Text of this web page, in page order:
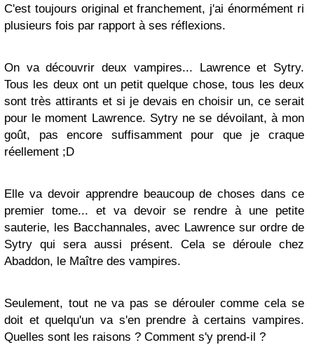
C'est toujours original et franchement, j'ai énormément ri
plusieurs fois par rapport à ses réflexions.
On va découvrir deux vampires... Lawrence et Sytry.
Tous les deux ont un petit quelque chose, tous les deux
sont très attirants et si je devais en choisir un, ce serait
pour le moment Lawrence. Sytry ne se dévoilant, à mon
goût, pas encore suffisamment pour que je craque
réellement ;D
Elle va devoir apprendre beaucoup de choses dans ce
premier tome... et va devoir se rendre à une petite
sauterie, les Bacchannales, avec Lawrence sur ordre de
Sytry qui sera aussi présent. Cela se déroule chez
Abaddon, le Maître des vampires.
Seulement, tout ne va pas se dérouler comme cela se
doit et quelqu'un va s'en prendre à certains vampires.
Quelles sont les raisons ? Comment s'y prend-il ?